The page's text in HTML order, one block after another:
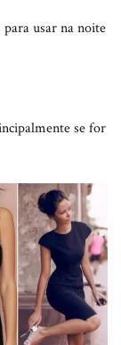
para usar na noite
se for